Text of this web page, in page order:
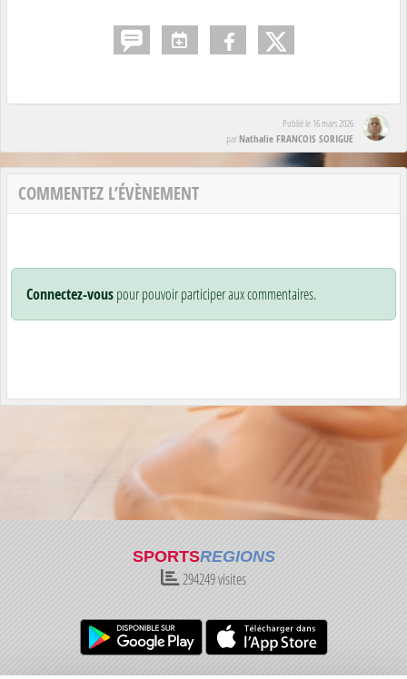
Publié le 16 mars 2026
parNathalie FRANCOIS SORIGUE
COMMENTEZ L’ÉVÈNEMENT
Connectez-vouspour pouvoir participer aux commentaires.
SPORTSREGIONS
294249visites